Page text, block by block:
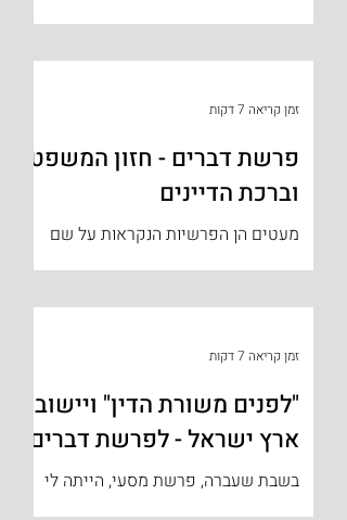
השנה חל צום 'תשעה באב' בשבת ונדחה
עולה על גדותיה בערב תשעה באב
פרשת דברים - חזון המשפט
וברכת הדיינים
מעטים הן הפרשיות הנקראות על שם
כך על שם נבואתו וחזונו הקשה של
זמן קריאה 7 דקות
"לפנים משורת הדין" ויישוב
ארץ ישראל - לפרשת דברים
בשבת שעברה, פרשת מסעי, הייתה לי
זמן קריאה 7 דקות